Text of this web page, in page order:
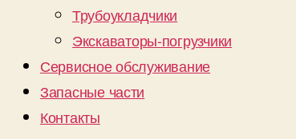
Трубоукладчики
Экскаваторы-погрузчики
Сервисное обслуживание
Запасные части
Контакты